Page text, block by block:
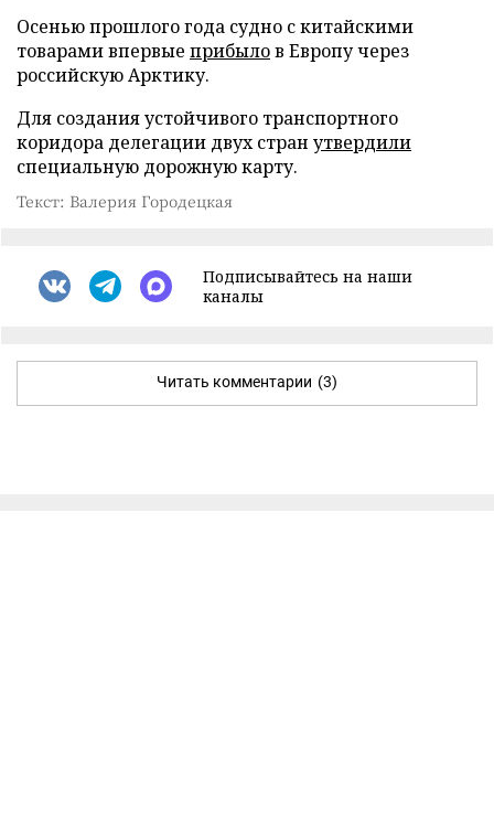
Осенью прошлого года судно с китайскими
товарами впервые прибылов Европу через
российскую Арктику.
Для создания устойчивого транспортного
коридора делегации двух стран утвердили
специальную дорожную карту.
Текст: Валерия Городецкая
Подписывайтесь на наши
каналы
Читать комментарии (3)